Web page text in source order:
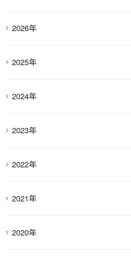
2026年
2025年
2024年
2023年
2022年
2021年
2020年